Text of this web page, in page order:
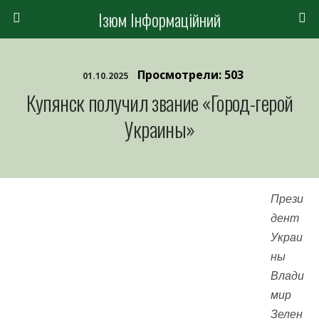
Ізюм Інформаційний
01.10.2025 Просмотрели: 503
Купянск получил звание «Город-герой
Украины»
Прези
дент
Украи
ны
Влади
мир
Зелен